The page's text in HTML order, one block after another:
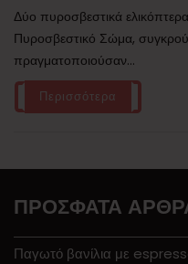
Δύο πυροσβεστικά
Πυροσβεστικό Σώμα,
πραγματοποιούσαν...
Περισσότερα
ΠΡΌΣΦΑΤΑ
Παγωτό βανίλια με